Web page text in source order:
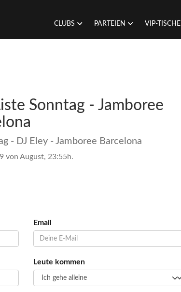
CLUBS PARTEIEN VIP-TISCHE
Sonntag - Jamboree
- DJ Eley - Jamboree Barcelona
von August, 23:55h.
Email
Leute kommen